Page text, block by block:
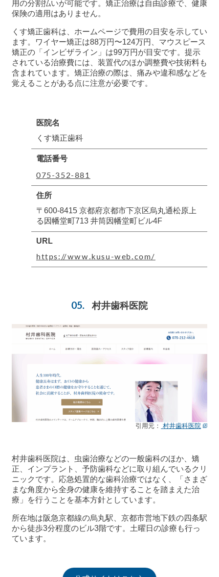
用の分割払いが可能です。矯正治療は自由診療で、健康
保険の適用はありません。
くす矯正歯科は、ホームページで費用の目安を示してい
ます。ワイヤー矯正は88万円〜124万円、マウスピース
矯正の「インビザライン」は99万円が目安です。提示
されている治療費には、装置代のほか調整費や技術料も
含まれています。矯正治療の際は、痛みや違和感などを
覚えることがある点に注意が必要です。
医院名
くす矯正歯科
電話番号
075-352-881
住所
〒600-8415 京都府京都市下京区烏丸通松原上
る因幡堂町713 井筒因幡堂町ビル4F
URL
https://www.kusu-web.com/
村井歯科医院
引用元： 村井歯科医院
村井歯科医院は、虫歯治療などの一般歯科のほか、矯
正、インプラント、予防歯科などに取り組んでいるクリ
ニックです。応急処置的な歯科治療ではなく、「さまざ
まな角度から全身の健康を維持することを踏まえた治
療」を行うことを基本方針としています。
所在地は阪急京都線の烏丸駅、京都市営地下鉄の四条駅
から徒歩3分程度のビル3階です。土曜日の診療も行っ
ています。